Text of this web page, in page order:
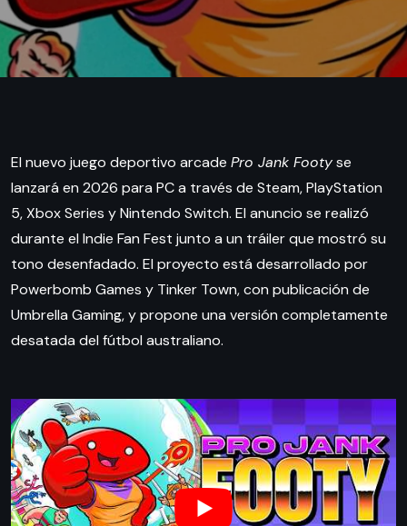
El nuevo juego deportivo arcade Pro Jank Footyse
lanzará en 2026 para PC a través de Steam, PlayStation
5, Xbox Series y Nintendo Switch. El anuncio se realizó
durante el Indie Fan Fest junto a un tráiler que mostró su
tono desenfadado. El proyecto está desarrollado por
Powerbomb Games y Tinker Town, con publicación de
Umbrella Gaming, y propone una versión completamente
desatada del fútbol australiano.